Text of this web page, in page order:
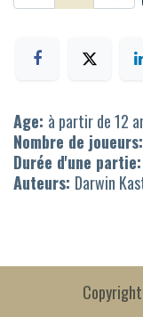
Age: à partir de 12
Nombre de joueurs:
Durée d'une partie:
Auteurs: Darwin